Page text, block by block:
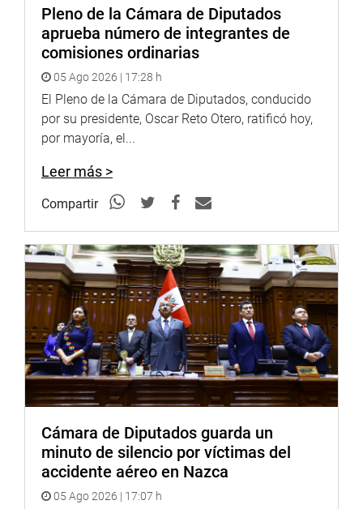
Nacionales (CAEN). Además, Lozano posee más de cinco
años de experiencia laboral en el Congreso, un requisito
indispensable para ocupar el puesto.
En tanto, Yesenia Lozano detalló las funciones y objetivos
del Centro de Modalidades Formativas, los cuales
incluyen la planificación y supervisión de las prácticas
La funcionaria destacó que el proyecto ha contado con la
continuidad y el respaldo de los últimos tres presidentes
normativo vigente. Además, enfatizó el compromiso del
Centro con la transparencia y con la calidad en la
formación de los estudiantes y egresados universitarios,
fundamentales para la capacitación del futuro liderazgo
legislativo.
OFICINA DE COMUNICACIONES E IMAGEN
INSTITUCIONAL
Pleno de la Cámara de Diputados
aprueba número de integrantes de
comisiones ordinarias
05 Ago 2026 | 17:28 h
El Pleno de la Cámara de Diputados, conducido
por su presidente, Oscar Reto Otero, ratificó hoy,
por mayoría, el...
Leer más >
Compartir
Cámara de Diputados guarda un
minuto de silencio por víctimas del
accidente aéreo en Nazca
05 Ago 2026 | 17:07 h